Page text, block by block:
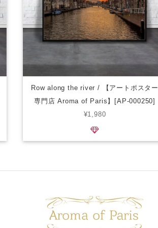
Row along the river / 【アートポスター
専門店 Aroma of Paris】[AP-000250]
¥1,980